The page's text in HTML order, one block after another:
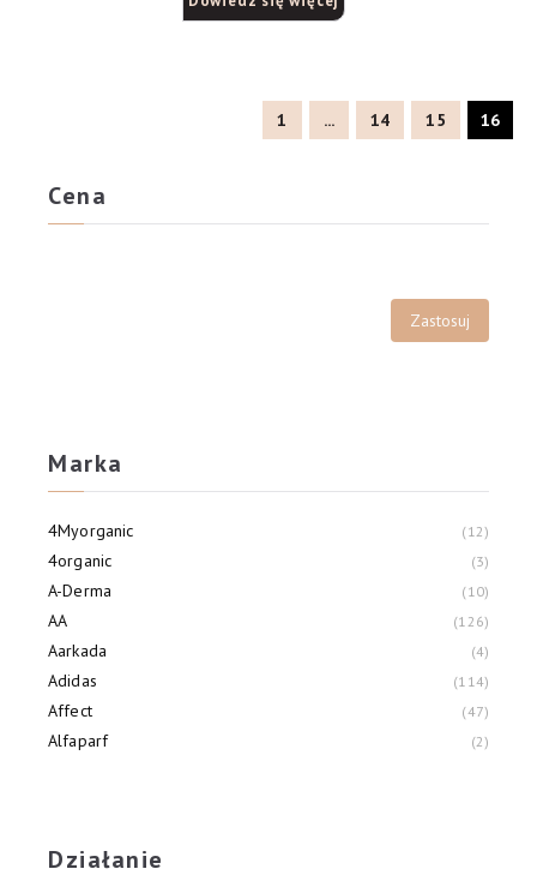
1 ... 14 15 16
Cena
Marka
4Myorganic 12
4organic 3
A-Derma 10
AA 126
Aarkada 4
Adidas 114
Affect 47
Alfaparf 2
Działanie